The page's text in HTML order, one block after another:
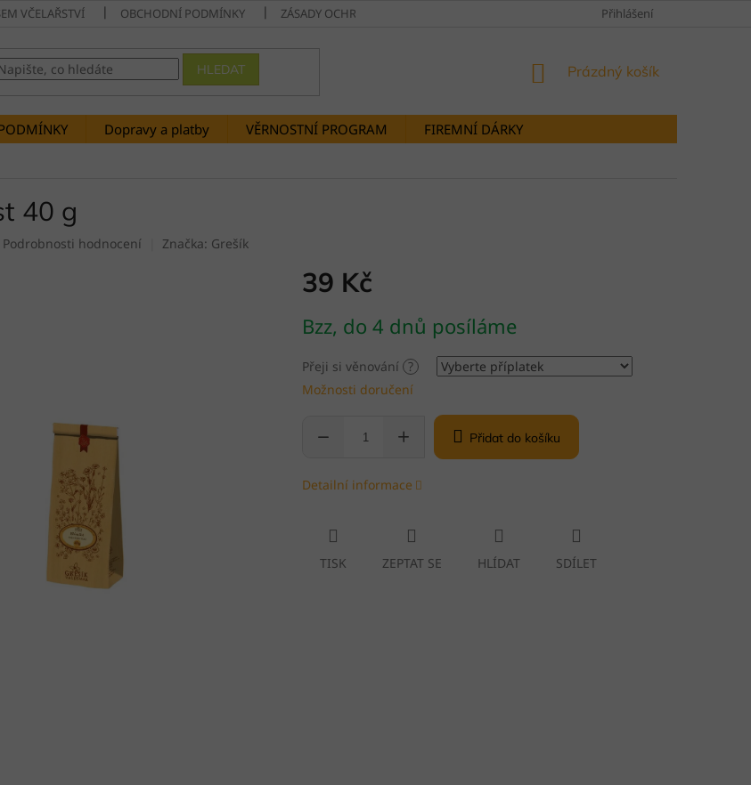
VČELAŘSTVÍ OBCHODNÍ PODMÍNKY ZÁSADY OCHRANY OSOBNÍCH ÚDAJŮ DOPRAVY A PLATBYPřihlášení
HLEDAT
NÁKUPNÍ
Prázdný košík
Dopravy a platby VĚRNOSTNÍ PROGRAM FIREMNÍ DÁRKY
40 g
Podrobnosti hodnocení Značka: Grešík
39 Kč
cena:
Bzz, do 4 dnů posíláme
Přeji si věnování ?
Možnosti doručení
Přidat do košíku
Detailní informace
TISK ZEPTAT SE HLÍDAT SDÍLET